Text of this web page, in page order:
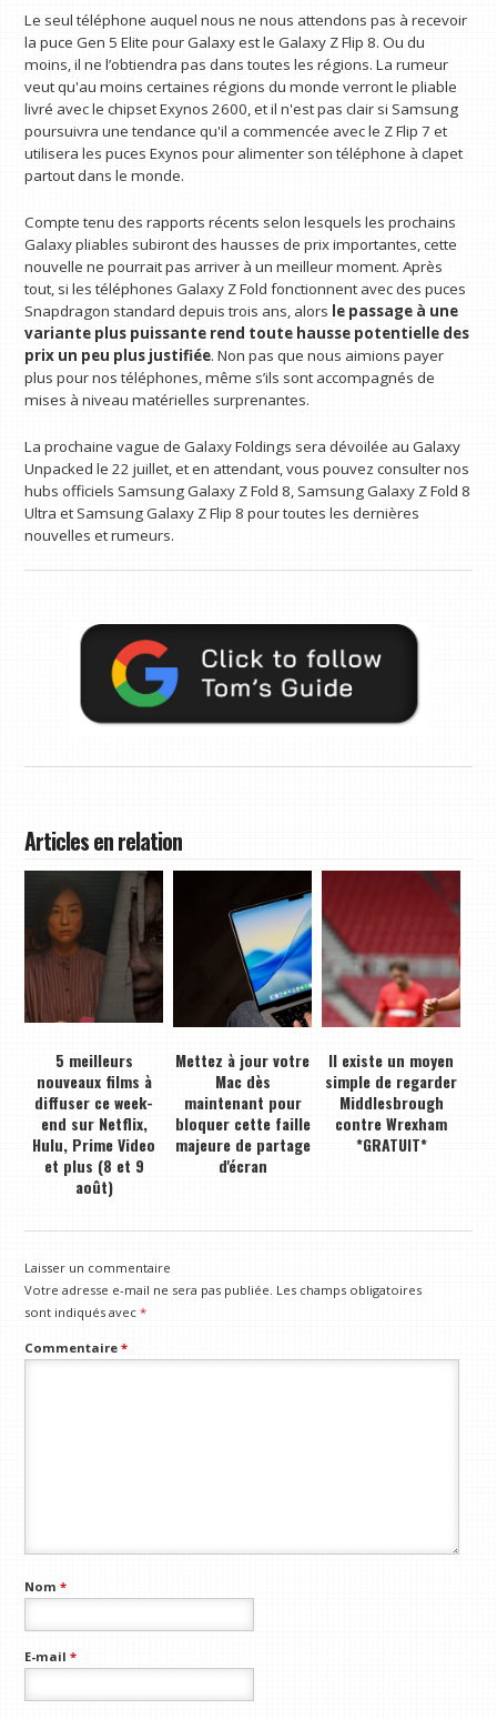
Le seul téléphone auquel nous ne nous attendons pas à recevoir
la puce Gen 5 Elite pour Galaxy est le Galaxy Z Flip 8. Ou du
moins, il ne l’obtiendra pas dans toutes les régions. La rumeur
veut qu'au moins certaines régions du monde verront le pliable
livré avec le chipset Exynos 2600, et il n'est pas clair si Samsung
poursuivra une tendance qu'il a commencée avec le Z Flip 7 et
utilisera les puces Exynos pour alimenter son téléphone à clapet
partout dans le monde.
Compte tenu des rapports récents selon lesquels les prochains
Galaxy pliables subiront des hausses de prix importantes, cette
nouvelle ne pourrait pas arriver à un meilleur moment. Après
tout, si les téléphones Galaxy Z Fold fonctionnent avec des puces
Snapdragon standard depuis trois ans, alors le passage à une
variante plus puissante rend toute hausse potentielle des
prix un peu plus justifiée. Non pas que nous aimions payer
plus pour nos téléphones, même s’ils sont accompagnés de
mises à niveau matérielles surprenantes.
La prochaine vague de Galaxy Foldings sera dévoilée au Galaxy
Unpacked le 22 juillet, et en attendant, vous pouvez consulter nos
hubs officiels Samsung Galaxy Z Fold 8, Samsung Galaxy Z Fold 8
Ultra et Samsung Galaxy Z Flip 8 pour toutes les dernières
nouvelles et rumeurs.
Articles en relation
5 meilleurs
nouveaux films à
diffuser ce week-
end sur Netflix,
Hulu, Prime Video
et plus (8 et 9
août)
Mettez à jour votre
Mac dès
maintenant pour
bloquer cette faille
majeure de partage
d'écran
Il existe un moyen
simple de regarder
Middlesbrough
contre Wrexham
*GRATUIT*
Laisser un commentaire
Votre adresse e-mail ne sera pas publiée. Les champs obligatoires
sont indiqués avec*
Commentaire*
Nom*
E-mail*